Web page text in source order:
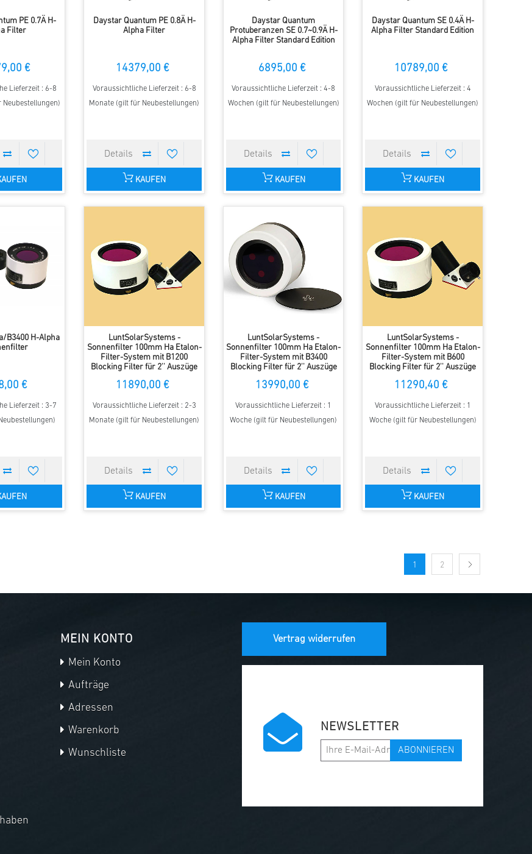
PE 0.7Ä H-
Filter
€
Lieferzeit : 6-8
Daystar Quantum PE 0.8Ä H-
Alpha Filter
14379,00 €
Voraussichtliche Lieferzeit : 6-8
Monate (gilt für Neubestellungen)
KAUFEN
Daystar Quantum
Protuberanzen SE 0.7~0.9Ä H-
Alpha Filter Standard Edition
6895,00 €
Voraussichtliche Lieferzeit : 4-8
Wochen (gilt für Neubestellungen)
KAUFEN
Daystar Quantum SE 0.4Ä H-
Alpha Filter Standard Edition
10789,00 €
Voraussichtliche Lieferzeit : 4
Wochen (gilt für Neubestellungen)
KAUFEN
B3400 H-Alpha
€
Lieferzeit : 3-7
LuntSolarSystems -
Sonnenfilter 100mm Ha Etalon-
Filter-System mit B1200
Blocking Filter für 2'' Auszüge
11890,00 €
Voraussichtliche Lieferzeit : 2-3
Monate (gilt für Neubestellungen)
KAUFEN
LuntSolarSystems -
Sonnenfilter 100mm Ha Etalon-
Filter-System mit B3400
Blocking Filter für 2'' Auszüge
13990,00 €
Voraussichtliche Lieferzeit : 1
Woche (gilt für Neubestellungen)
KAUFEN
LuntSolarSystems -
Sonnenfilter 100mm Ha Etalon-
Filter-System mit B600
Blocking Filter für 2'' Auszüge
11290,40 €
Voraussichtliche Lieferzeit : 1
Woche (gilt für Neubestellungen)
KAUFEN
1 2
MEIN KONTO
Mein Konto
Aufträge
Adressen
Warenkorb
Wunschliste
Vertrag widerrufen
NEWSLETTER
ABONNIEREN